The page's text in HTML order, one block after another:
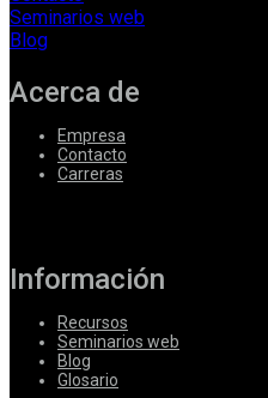
Seminarios web
Blog
Acerca de
Empresa
Contacto
Carreras
Información
Recursos
Seminarios web
Blog
Glosario